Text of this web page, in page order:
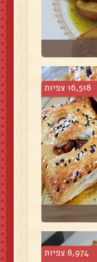
16,518 צפיות
8,974 צפיות